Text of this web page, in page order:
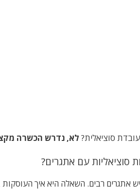
סוציאלית? לא, נדרש הכשרה
סוציאליות עם אתגרים?
אתגרים רבים. השאלה היא איך